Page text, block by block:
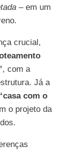
– em um
crucial,
, com a
Já a
com o
o projeto da